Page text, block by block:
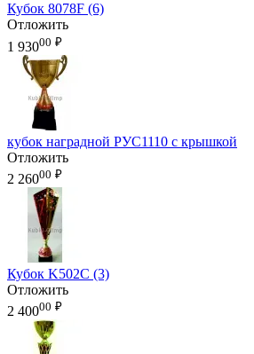
Кубок 8078F (6)
Отложить
1 93000 ₽
кубок наградной РУС1110 с крышкой
Отложить
2 26000 ₽
Кубок K502C (3)
Отложить
2 40000 ₽